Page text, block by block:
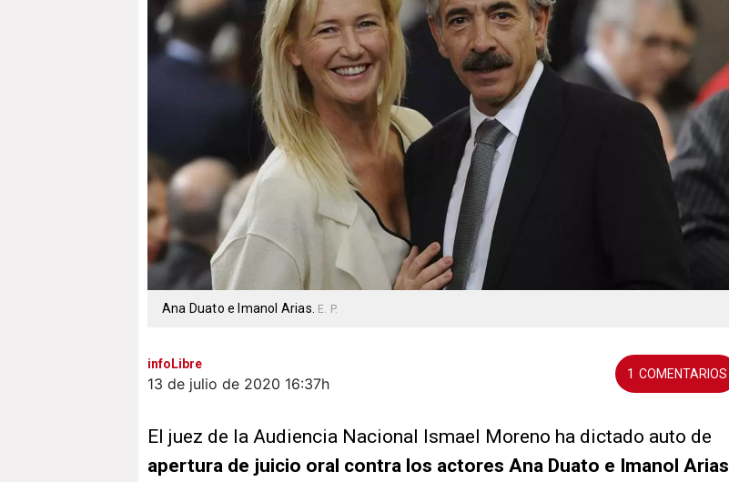
Ana Duato e Imanol Arias. E. P.
infoLibre
13 de julio de 2020 16:37h
1
El juez de la Audiencia Nacional Ismael Moreno ha dictado auto de
apertura de juicio oral contra los actores Ana Duato e Imanol Arias